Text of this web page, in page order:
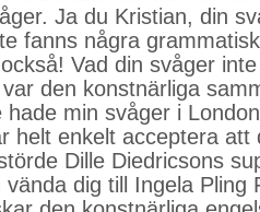
Ja du Kristian, din
fanns några
Vad din svåger
den konstnärliga
min svåger i
helt enkelt acceptera att
Dille Diedricsons
dig till Ingela Pling